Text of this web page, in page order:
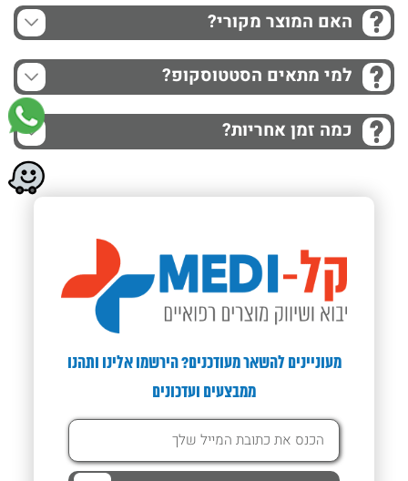
האם המוצר מקורי?
למי מתאים הסטטוסקופ?
כמה זמן אחריות?
מעוניינים להשאר מעודכנים? הירשמו אלינו ותהנו
ממבצעים ועדכונים